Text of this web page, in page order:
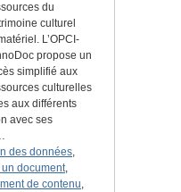
du
culturel
L’OPCI-
propose un
simplifié aux
culturelles
aux différents
avec ses
des données,
document,
de contenu,